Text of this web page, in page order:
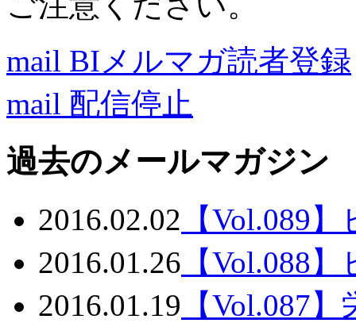
mail BIメルマガ読者登録
mail 配信停止
過去のメールマガジン
2016.02.02 【Vol.089
2016.01.26 【Vol.088
2016.01.19 【Vol.087